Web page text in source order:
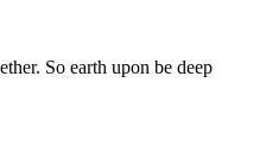
So earth upon be deep